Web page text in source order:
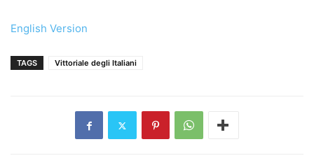
English Version
TAGS Vittoriale degli Italiani